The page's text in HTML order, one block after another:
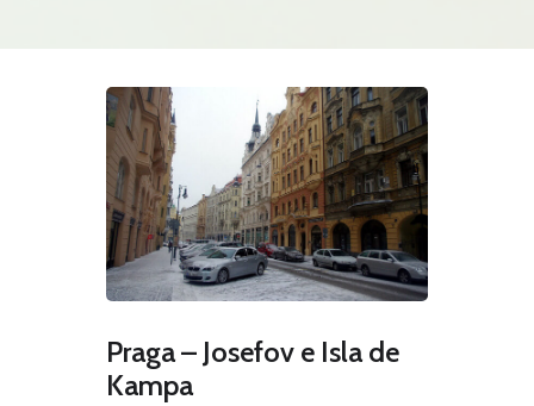
Praga – Josefov e Isla de
Kampa